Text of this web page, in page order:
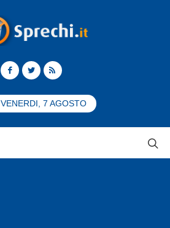
VENERDI, 7 AGOSTO